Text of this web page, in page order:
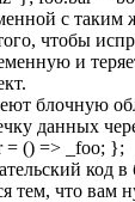
с таким
чтобы
и
блочную
данных
= () => _foo; };
код
тем, что вам